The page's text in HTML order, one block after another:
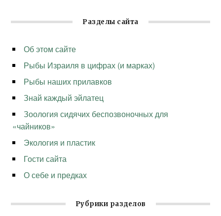
Разделы сайта
Об этом сайте
Рыбы Израиля в цифрах (и марках)
Рыбы наших прилавков
Знай каждый эйлатец
Зоология сидячих беспозвоночных для
«чайников»
Экология и пластик
Гости сайта
О себе и предках
Рубрики разделов